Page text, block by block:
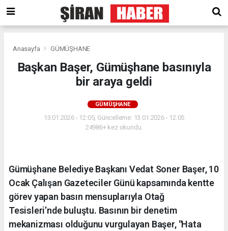
Anasayfa GÜMÜŞHANE
Başkan Başer, Gümüşhane basınıyla
bir araya geldi
GÜMÜŞHANE
13.01.2026 - 12:05, Güncelleme: 13.01.2026 - 12:05
24986+ kez okundu.
Gümüşhane Belediye Başkanı Vedat Soner Başer, 10
Ocak Çalışan Gazeteciler Günü kapsamında kentte
görev yapan basın mensuplarıyla Otağ
Tesisleri’nde buluştu. Basının bir denetim
mekanizması olduğunu vurgulayan Başer, "Hata